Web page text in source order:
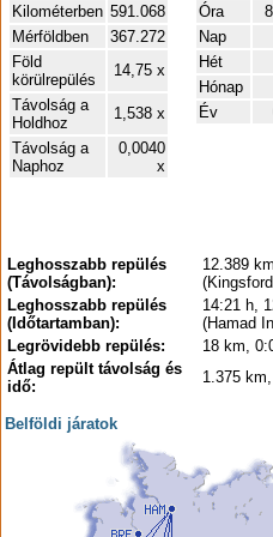
Kilométerben 591.068
Mérföldben
367.272
Föld
körülrepülés
14,75 x
Távolság a
Holdhoz
1,538 x
Távolság a
Naphoz
0,0040
x
Óra
Nap
Hét
Hónap
Év
Leghosszabb repülés
(Távolságban):
12.389
Leghosszabb repülés
(Időtartamban):
14:21 h,
(Hamad
Legrövidebb repülés:
18 km,
Átlag repült távolság és
idő:
1.375
Belföldi járatok